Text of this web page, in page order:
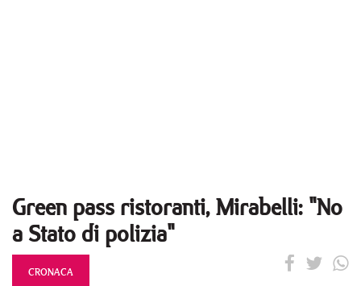
Green pass ristoranti, Mirabelli: "No
a Stato di polizia"
CRONACA